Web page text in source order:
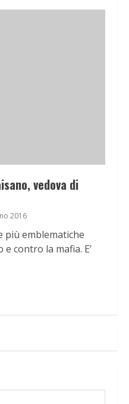
vedova di
2016
più emblematiche
contro la mafia. E’